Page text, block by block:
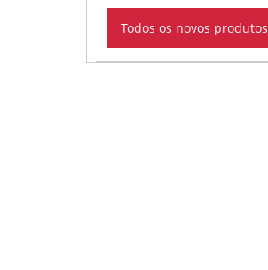
Todos os novos produtos